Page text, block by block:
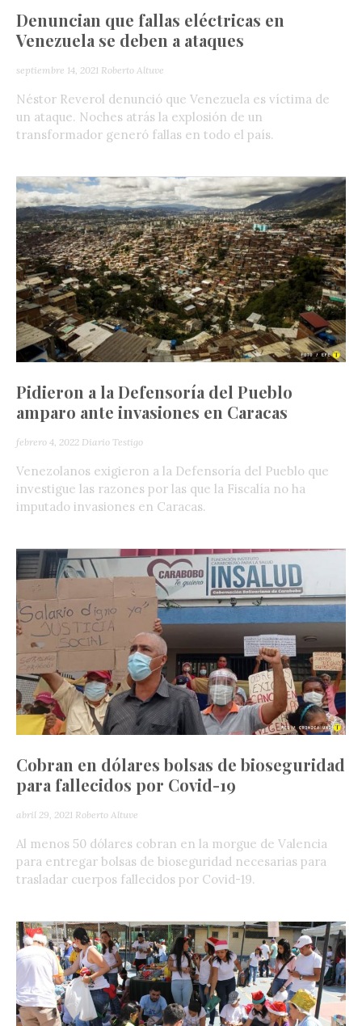
Denuncian que fallas eléctricas en
Venezuela se deben a ataques
septiembre 14, 2021 Roberto Altuve
Néstor Reverol denunció que Venezuela es víctima de
un ataque. Noches atrás la explosión de un
transformador generó fallas en todo el país.
Pidieron a la Defensoría del Pueblo
amparo ante invasiones en Caracas
febrero 4, 2022 Diario Testigo
Venezolanos exigieron a la Defensoría del Pueblo que
investigue las razones por las que la Fiscalía no ha
imputado invasiones en Caracas.
Cobran en dólares bolsas de bioseguridad
para fallecidos por Covid-19
abril 29, 2021 Roberto Altuve
Al menos 50 dólares cobran en la morgue de Valencia
para entregar bolsas de bioseguridad necesarias para
trasladar cuerpos fallecidos por Covid-19.